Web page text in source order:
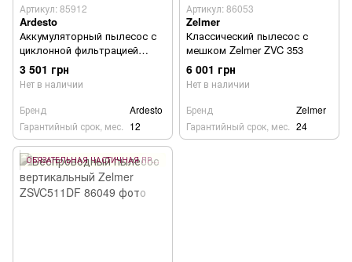
Артикул: 85912
Ardesto
Аккумуляторный пылесос с
циклонной фильтрацией
Ardesto CVC-X0521WG
3 501 грн
Нет в наличии
Бренд
Ardesto
Гарантийный срок, мес.
12
Артикул: 86053
Zelmer
Классический пылесос с
мешком Zelmer ZVC 353
6 001 грн
Нет в наличии
Бренд
Zelmer
Гарантийный срок, мес.
24
ОБЯЗАТЕЛЬНАЯ ЧАСТИЧНАЯ ПРЕДОПЛАТА 10%